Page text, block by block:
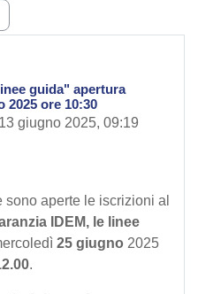
guida" apertura
2025 ore 10:30
giugno 2025, 09:19
aperte le iscrizioni al
IDEM, le linee
25 giugno 2025
.